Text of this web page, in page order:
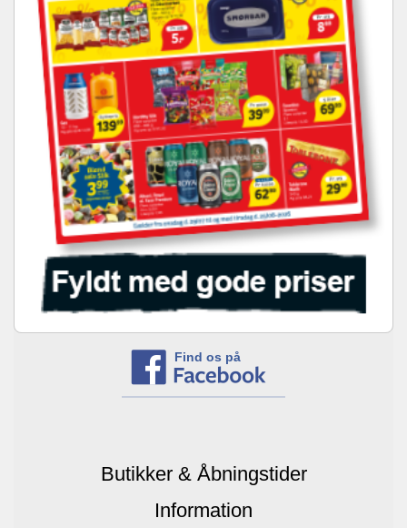
Find os på
Butikker & Åbningstider
Information